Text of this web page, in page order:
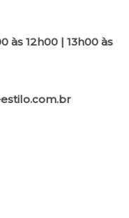
às 12h00 | 13h00 às